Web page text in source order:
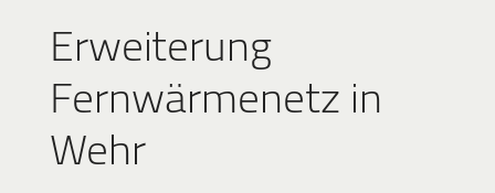
Erweiterung
Fernwärmenetz in
Wehr